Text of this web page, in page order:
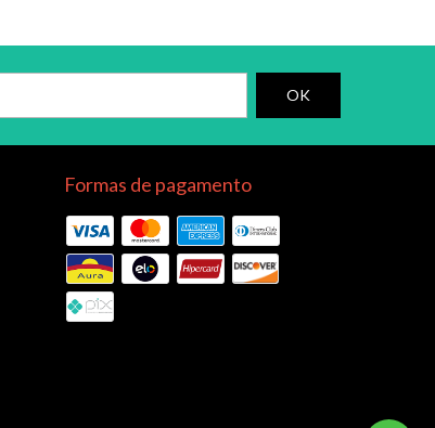
Formas de pagamento